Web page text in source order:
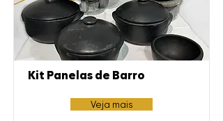
Kit Panelas de Barro
Veja mais